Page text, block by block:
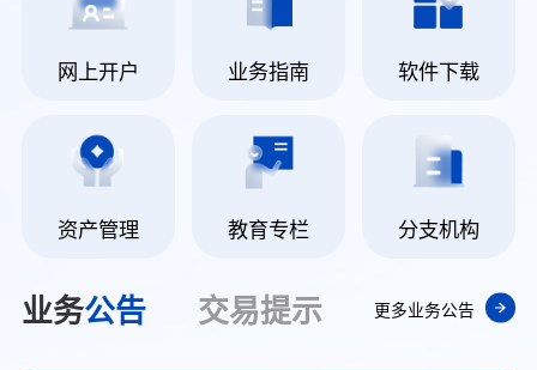
网上开户 业务指南 软件下载
资产管理 教育专栏 分支机构
业务公告 更多业务公告
交易提示